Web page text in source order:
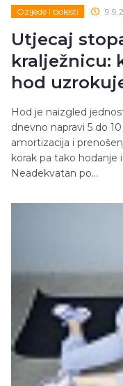
Ozljede i bolesti
Utjecaj
kralježnicu:
hod
Hod je naizgled
dnevno napravi 5 do
amortizacija i
korak pa tako hodanje
Neadekvatan po...